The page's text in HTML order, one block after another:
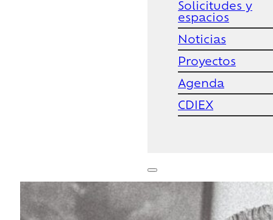
Solicitudes y
espacios
Noticias
Proyectos
Agenda
CDIEX